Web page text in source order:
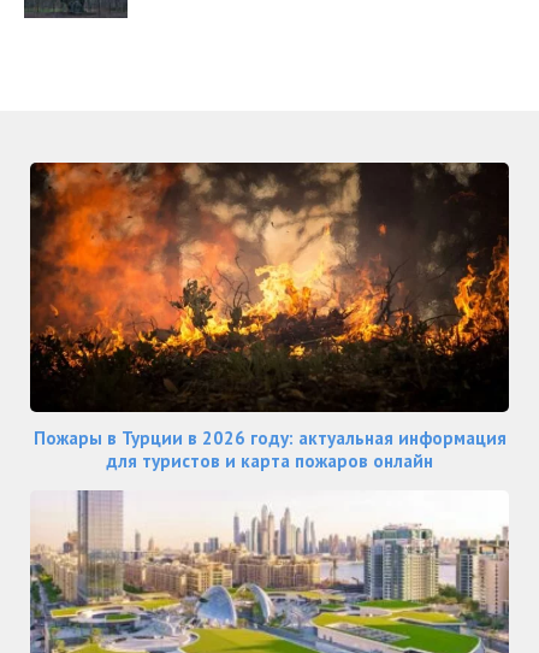
Пожары в Турции в 2026 году: актуальная информация
для туристов и карта пожаров онлайн